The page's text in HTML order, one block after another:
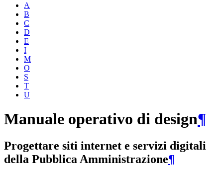
A
B
C
D
E
I
M
O
S
T
U
Manuale operativo di design¶
Progettare siti internet e servizi digitali
della Pubblica Amministrazione¶